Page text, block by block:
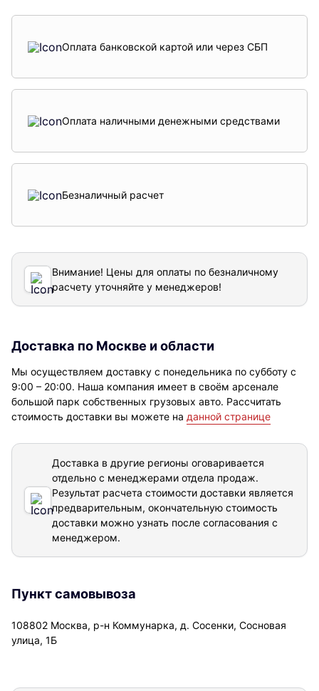
Оплата банковской картой или через СБП
Оплата наличными денежными средствами
Безналичный расчет
Внимание! Цены для оплаты по безналичному
расчету уточняйте у менеджеров!
Доставка по Москве и области
Мы осуществляем доставку с понедельника по субботу с
9:00 – 20:00. Наша компания имеет в своём арсенале
большой парк собственных грузовых авто. Рассчитать
стоимость доставки вы можете на данной странице
Доставка в другие регионы оговаривается
отдельно с менеджерами отдела продаж.
Результат расчета стоимости доставки является
предварительным, окончательную стоимость
доставки можно узнать после согласования с
менеджером.
Пункт самовывоза
108802 Москва, р-н Коммунарка, д. Сосенки, Сосновая
улица, 1Б